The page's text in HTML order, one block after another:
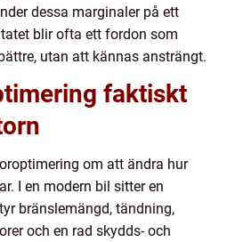
dessa marginaler på ett
blir ofta ett fordon som
utan att kännas ansträngt.
faktiskt
om att ändra hur
I en modern bil sitter en
bränslemängd, tändning,
och en rad skydds- och